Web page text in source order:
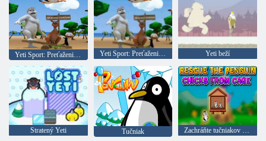
Yeti Sport: Preťaženie Albatrosu Yeti beží
Stratený Yeti Tučniak Zachráňte tučniakov z ich klietky